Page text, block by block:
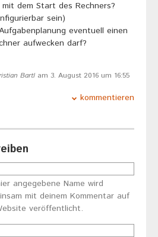
dem Start des Rechners?
sein)
eventuell einen
aufwecken darf?
Bartl am 3. August 2016 um 16:55
kommentieren
angegebene Name wird
mit deinem Kommentar auf
veröffentlicht.